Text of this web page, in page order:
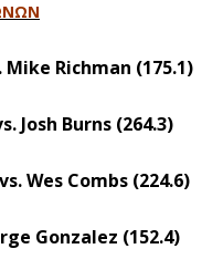
Richman (175.1)
Josh Burns (264.3)
Wes Combs (224.6)
Gonzalez (152.4)